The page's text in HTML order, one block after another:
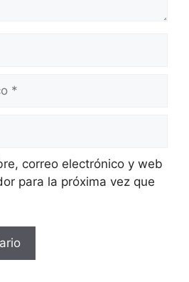
correo electrónico y web
para la próxima vez que